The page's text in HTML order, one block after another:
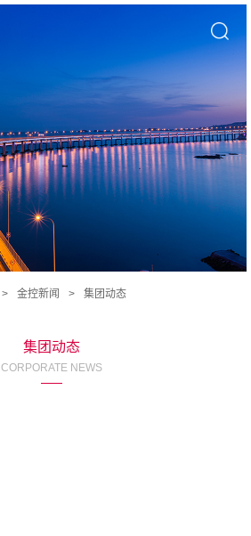
> 金控新闻 > 集团动态
集团动态
CORPORATE NEWS